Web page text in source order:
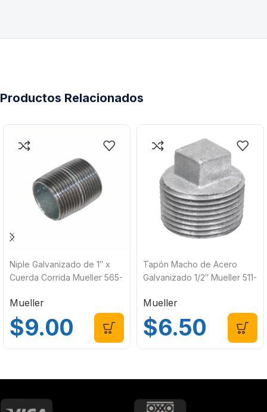
Productos Relacionados
Niple Galvanizado de 1″ x
Cuerda Corrida Mueller 565-
Mueller
$9.00
Tapón Macho de Acero
Galvanizado 1/2″ Mueller 511-
Mueller
$6.50